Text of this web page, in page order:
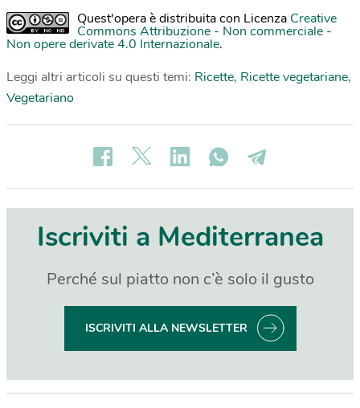
Quest'opera è distribuita con Licenza Creative
Commons Attribuzione - Non commerciale -
Non opere derivate 4.0 Internazionale.
Leggi altri articoli su questi temi: Ricette, Ricette vegetariane,
Vegetariano
Iscriviti a Mediterranea
Perché sul piatto non c’è solo il gusto
ISCRIVITI ALLA NEWSLETTER